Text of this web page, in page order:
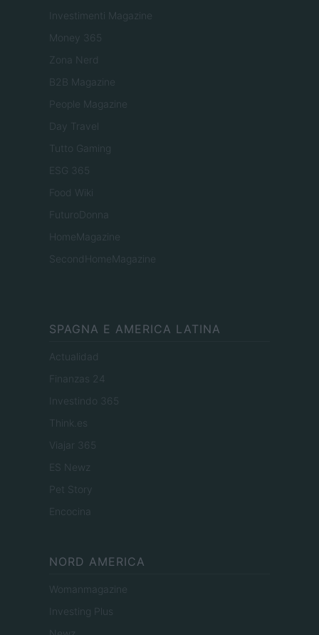
Investimenti Magazine
Money 365
Zona Nerd
B2B Magazine
People Magazine
Day Travel
Tutto Gaming
ESG 365
Food Wiki
FuturoDonna
HomeMagazine
SecondHomeMagazine
SPAGNA E AMERICA LATINA
Actualidad
Finanzas 24
Investindo 365
Think.es
Viajar 365
ES Newz
Pet Story
Encocina
NORD AMERICA
Womanmagazine
Investing Plus